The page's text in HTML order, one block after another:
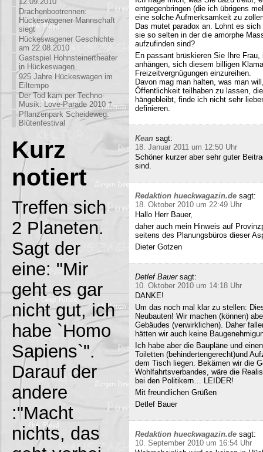
Drachenbootrennen:
Hückeswagener Mannschaft
siegt
Hückeswagener Geschichte
am 22.08.2010
Gastspiel Hohnsteinertheater
in Hückeswagen
925 Jahre Hückeswagen im
Eiltempo
Der Tod kam per Techno-
Musik: Love-Parade 2010 †
Pflanzenpark Scheideweg:
Blütenfestival
Kurz
notiert
Treffen sich
2 Planeten.
Sagt der
eine: "Mir
geht es gar
nicht gut, ich
habe `Homo
Sapiens`".
Darauf der
andere
:"Macht
nichts, das
entgegenbringen (die ich übrigens
eine solche Aufmerksamkeit zu
Das mutet paradox an. Lohnt es
sie so selten in der die amorphe
aufzufinden sind?
En passant brüskieren Sie Ihre
anhängen, sich diesem billigen
Freizeitvergnügungen einzureihen.
Davon mag man halten, was man
Öffentlichkeit teilhaben zu lassen,
hängebleibt, finde ich nicht sehr
definieren.
Kean sagt:
18. Januar 2011 um 12:50 Uhr
Schöner kurzer aber sehr guter
sind.
Redaktion hueckwagazin.de sagt:
18. Oktober 2010 um 22:49 Uhr
Hallo Herr Bauer,
daher auch mein Hinweis auf
seitens des Planungsbüros dieser
Dieter Gotzen
Detlef Bauer sagt:
10. Oktober 2010 um 14:18 Uhr
DANKE!
Um das noch mal klar zu stellen:
Neubauten! Wir machen (können)
Gebäudes (verwirklichen). Daher
hätten wir auch keine
Ich habe aber die Baupläne und
Toiletten (behindertengerecht)und
dem Tisch liegen. Bekämen wir die
Wohlfahrtsverbandes, wäre die
bei den Politikern… LEIDER!
Mit freundlichen Grüßen
Detlef Bauer
Redaktion hueckwagazin.de sagt:
10. September 2010 um 16:54 Uhr